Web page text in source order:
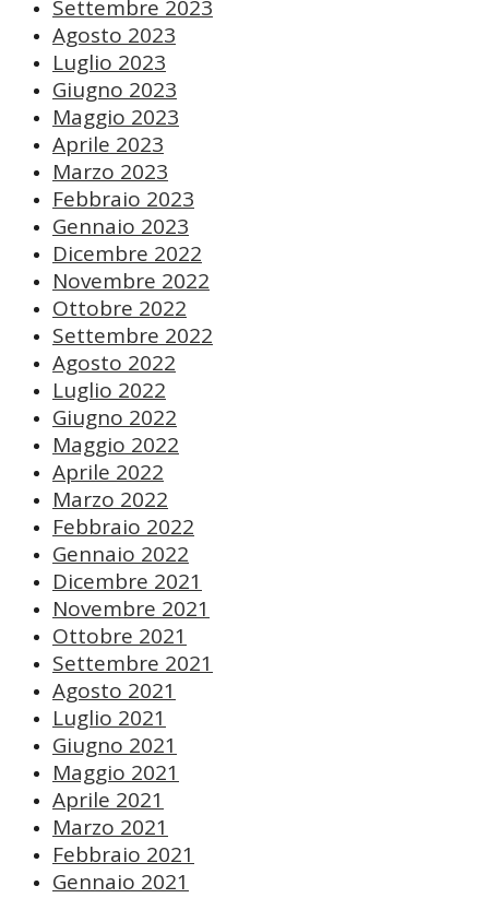
Settembre 2023
Agosto 2023
Luglio 2023
Giugno 2023
Maggio 2023
Aprile 2023
Marzo 2023
Febbraio 2023
Gennaio 2023
Dicembre 2022
Novembre 2022
Ottobre 2022
Settembre 2022
Agosto 2022
Luglio 2022
Giugno 2022
Maggio 2022
Aprile 2022
Marzo 2022
Febbraio 2022
Gennaio 2022
Dicembre 2021
Novembre 2021
Ottobre 2021
Settembre 2021
Agosto 2021
Luglio 2021
Giugno 2021
Maggio 2021
Aprile 2021
Marzo 2021
Febbraio 2021
Gennaio 2021